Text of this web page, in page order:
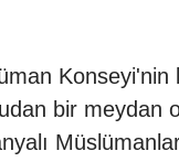
Konseyi'nin
bir meydan